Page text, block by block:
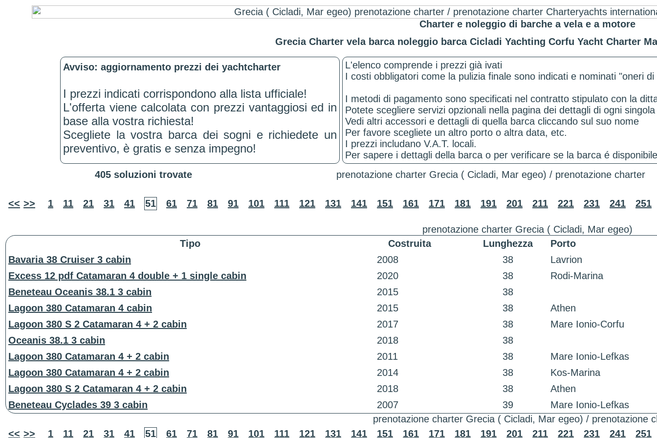
Charter e noleggio di barche a vela e a motore
Grecia Charter vela barca noleggio barca Cicladi Yachting Corfu Yacht Charter
Avviso: aggiornamento prezzi dei yachtcharter
I prezzi indicati corrispondono alla lista ufficiale!
L'offerta viene calcolata con prezzi vantaggiosi ed in
base alla vostra richiesta!
Scegliete la vostra barca dei sogni e richiedete un
preventivo, è gratis e senza impegno!
L'elenco comprende i prezzi già ivati
I costi obbligatori come la pulizia finale sono indicati e nominati "oneri
I metodi di pagamento sono specificati nel contratto stipulato con la
Potete scegliere servizi opzionali nella pagina dei dettagli di ogni
Vedi altri accessori e dettagli di quella barca cliccando sul suo nome
Per favore scegliete un altro porto o altra data, etc.
I prezzi includano V.A.T. locali.
Per sapere i dettagli della barca o per verificare se la barca é
405 soluzioni trovate
prenotazione charter Grecia ( Cicladi, Mar egeo) / prenotazione charter
<< >> 1 11 21 31 41 51 61 71 81 91 101 111 121 131 141 151 161 171 181 191 201 211 221 231 241 251
prenotazione charter Grecia ( Cicladi, Mar egeo)
Tipo
Costruita Lunghezza
Porto
Bavaria 38 Cruiser 3 cabin
2008 38
Lavrion
Excess 12 pdf Catamaran 4 double + 1 single cabin
2020 38
Rodi-Marina
Beneteau Oceanis 38.1 3 cabin
2015
38
Lagoon 380 Catamaran 4 cabin
2015 38
Athen
Lagoon 380 S 2 Catamaran 4 + 2 cabin
2017 38
Mare Ionio-Corfu
Oceanis 38.1 3 cabin
2018
38
Lagoon 380 Catamaran 4 + 2 cabin
2011 38
Mare Ionio-Lefkas
Lagoon 380 Catamaran 4 + 2 cabin
2014 38
Kos-Marina
Lagoon 380 S 2 Catamaran 4 + 2 cabin
2018 38
Athen
Beneteau Cyclades 39 3 cabin
2007 39
Mare Ionio-Lefkas
prenotazione charter Grecia ( Cicladi, Mar egeo) / prenotazione
<< >> 1 11 21 31 41 51 61 71 81 91 101 111 121 131 141 151 161 171 181 191 201 211 221 231 241 251